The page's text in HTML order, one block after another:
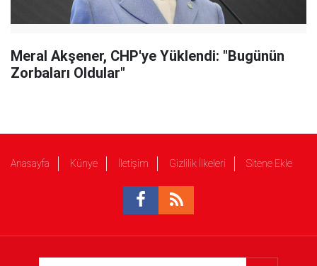
Meral Akşener, CHP'ye Yüklendi: "Bugünün
Zorbaları Oldular"
Anasayfa Künye İletişim Gizlilik İlkeleri Sitene Ekle